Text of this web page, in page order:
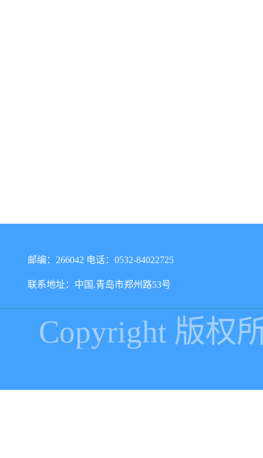
邮编：266042 电话：0532-84022725
联系地址：中国.青岛市郑州路53号
Copyright 版权